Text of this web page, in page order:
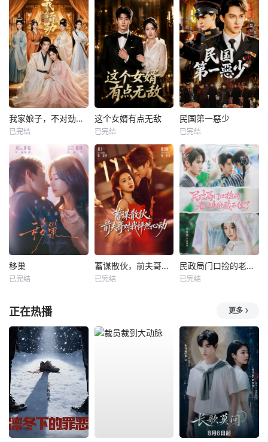
我家娘子，不对劲第四季
已完结
这个女婿有点无敌
已完结
民国第一惡少
已完结
移巢
已完结
蓄谋散伙，前夫哥对我怦然心动
已完结
民政局门口捡的老公身份藏不住了
已完结
正在热播 更多